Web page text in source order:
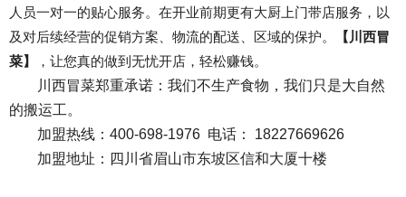
人员一对一的贴心服务。在开业前期更有大厨上门带店服务，以
及对后续经营的促销方案、物流的配送、区域的保护。
【川西冒
菜】
，让您真的做到无忧开店，轻松赚钱。
川西冒菜郑重承诺：我们不生产食物，我们只是大自然
的搬运工。
加盟热线：400-698-1976 电话： 18227669626
加盟地址：四川省眉山市东坡区信和大厦十楼